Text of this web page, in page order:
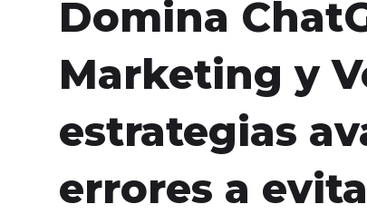
Domina
Marketing y
estrategias
errores a